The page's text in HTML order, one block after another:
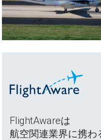
FlightAwareは
航空関連業界に携